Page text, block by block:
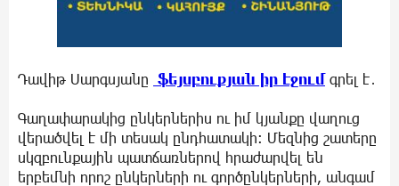
Դավիթ Սարգսյանը ֆեյսբուքյան իր էջումգրել է․
Գաղափարակից ընկերներիս ու իմ կյանքը վաղուց
վերածվել է մի տեսակ ընդհատակի: Մեզնից շատերը
սկզբունքային պատճառներով հրաժարվել են
երբեմնի որոշ ընկերների ու գործընկերների, անգամ